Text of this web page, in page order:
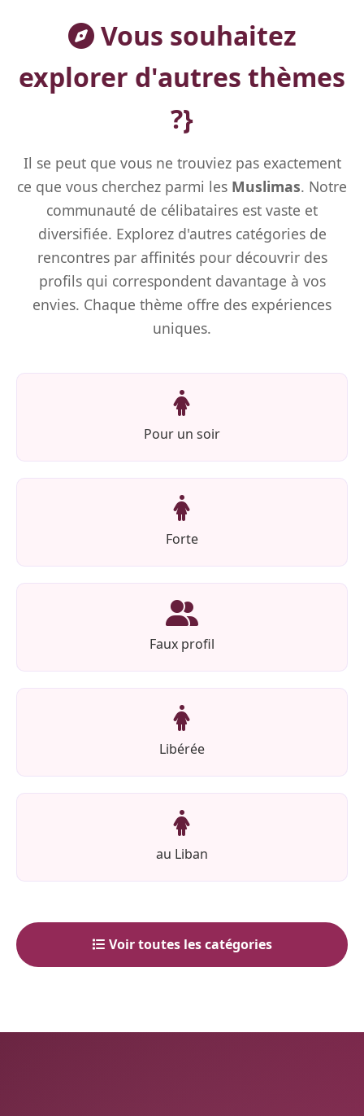
Vous souhaitez
explorer d'autres thèmes
?}
Il se peut que vous ne trouviez pas exactement
ce que vous cherchez parmi les Muslimas. Notre
communauté de célibataires est vaste et
diversifiée. Explorez d'autres catégories de
rencontres par affinités pour découvrir des
profils qui correspondent davantage à vos
envies. Chaque thème offre des expériences
uniques.
Pour un soir
Forte
Faux profil
Libérée
au Liban
Voir toutes les catégories